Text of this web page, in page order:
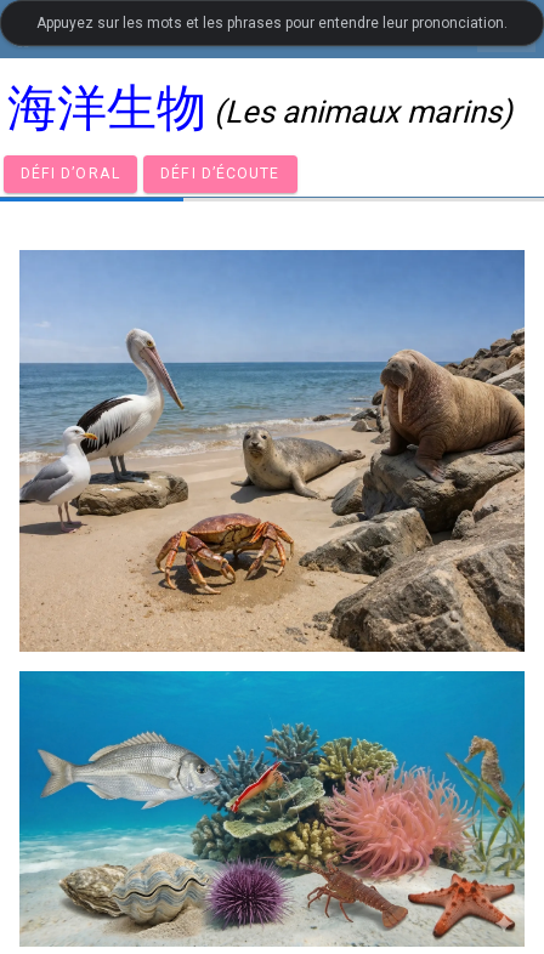
LanguageGuide.org •Vocabulaire visuel de chinois settings
海洋生物 (Les animaux marins)
DÉFI D’ORAL DÉFI D’ÉCOUTE
Appuyez sur les mots et les phrases pour entendre leur prononciation.